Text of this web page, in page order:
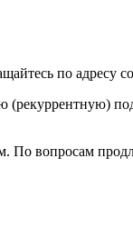
по адресу
По вопросам